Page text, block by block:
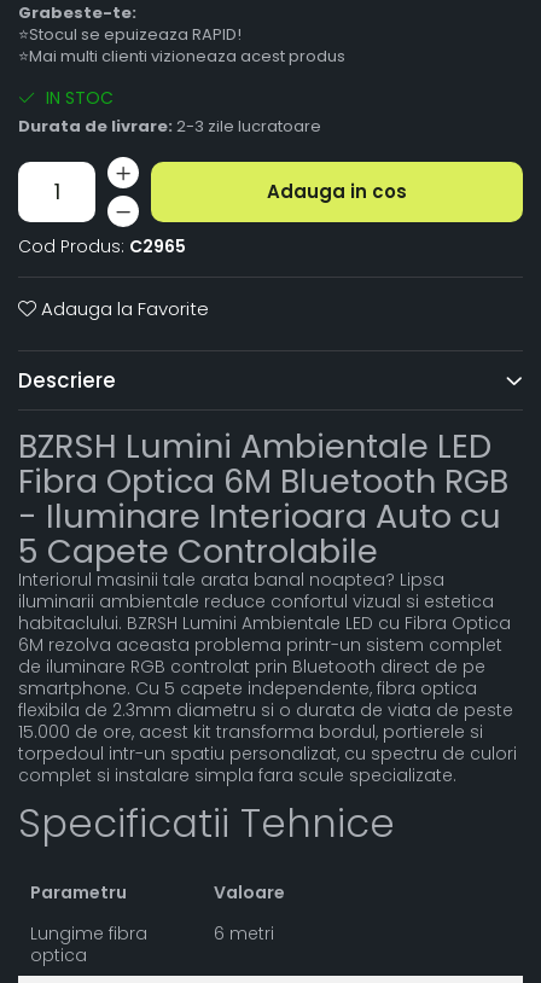
Grabeste-te:
⭐Stocul se epuizeaza RAPID!
⭐Mai multi clienti vizioneaza acest produs
IN STOC
Durata de livrare: 2-3 zile lucratoare
Adauga in cos
Cod Produs: C2965
Adauga la Favorite
Descriere
BZRSH Lumini Ambientale LED
Fibra Optica 6M Bluetooth RGB
- Iluminare Interioara Auto cu
5 Capete Controlabile
Interiorul masinii tale arata banal noaptea? Lipsa
iluminarii ambientale reduce confortul vizual si estetica
habitaclului. BZRSH Lumini Ambientale LED cu Fibra Optica
6M rezolva aceasta problema printr-un sistem complet
de iluminare RGB controlat prin Bluetooth direct de pe
smartphone. Cu 5 capete independente, fibra optica
flexibila de 2.3mm diametru si o durata de viata de peste
15.000 de ore, acest kit transforma bordul, portierele si
torpedoul intr-un spatiu personalizat, cu spectru de culori
complet si instalare simpla fara scule specializate.
Specificatii Tehnice
Parametru
Valoare
Lungime fibra
optica
6 metri